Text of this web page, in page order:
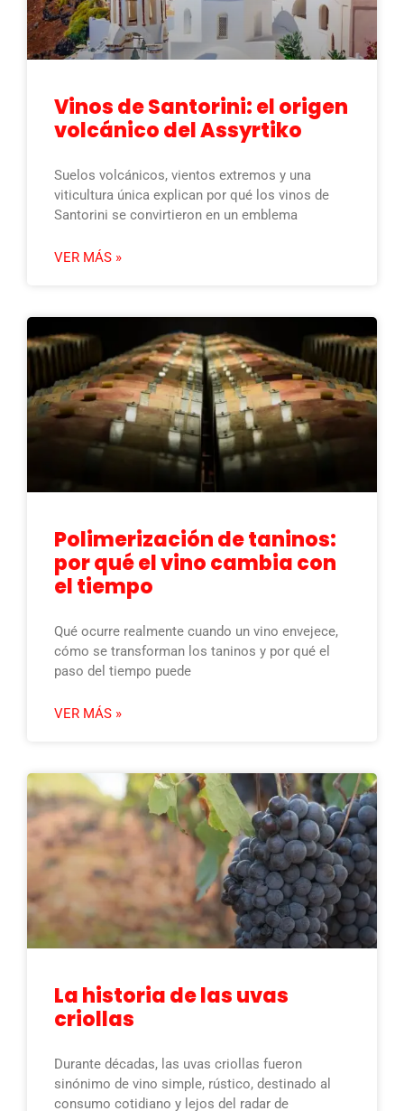
Vinos de Santorini: el origen
volcánico del Assyrtiko
Suelos volcánicos, vientos extremos y una
viticultura única explican por qué los vinos de
Santorini se convirtieron en un emblema
VER MÁS »
Polimerización de taninos:
por qué el vino cambia con
el tiempo
Qué ocurre realmente cuando un vino envejece,
cómo se transforman los taninos y por qué el
paso del tiempo puede
VER MÁS »
La historia de las uvas
criollas
Durante décadas, las uvas criollas fueron
sinónimo de vino simple, rústico, destinado al
consumo cotidiano y lejos del radar de